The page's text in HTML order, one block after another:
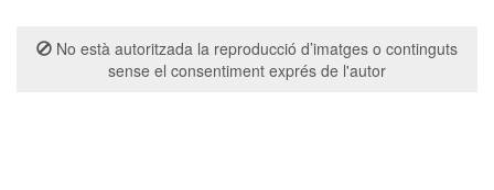
No està autoritzada la reproducció d’imatges o continguts
sense el consentiment exprés de l'autor